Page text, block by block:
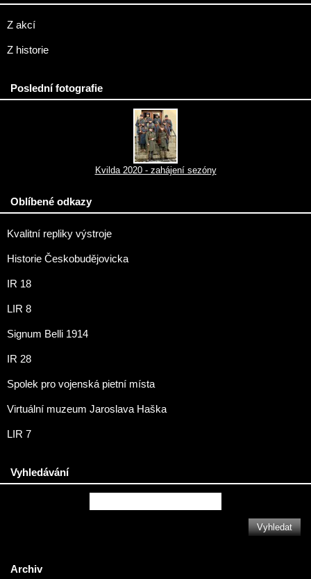
Z akcí
Z historie
Poslední fotografie
Kvilda 2020 - zahájení sezóny
Oblíbené odkazy
Kvalitní repliky výstroje
Historie Českobudějovicka
IR 18
LIR 8
Signum Belli 1914
IR 28
Spolek pro vojenská pietní místa
Virtuální muzeum Jaroslava Haška
LIR 7
Vyhledávání
Archiv